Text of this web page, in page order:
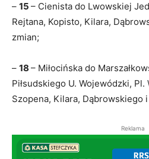
– 15 – Cienista do Lwowskiej
Rejtana, Kopisto, Kilara,
zmian;
– 18 – Miłocińska do
Piłsudskiego U. Wojewódzki,
Szopena, Kilara, Dąbrowskiego
Reklama